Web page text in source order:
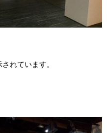
れています。